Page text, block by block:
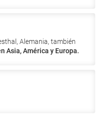
Alemania, también
Asia, América y Europa.